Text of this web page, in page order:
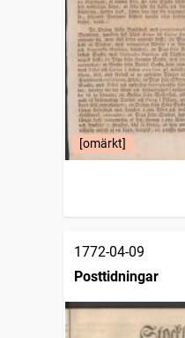
[omärkt]
1772-04-09
Posttidningar